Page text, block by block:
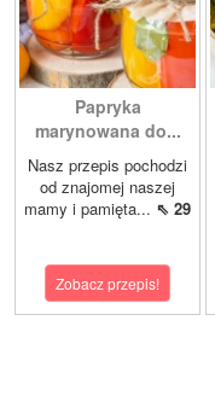
Papryka
marynowana do...
Nasz przepis pochodzi
od znajomej naszej
mamy i pamięta... ⇖ 29
Zobacz przepis!